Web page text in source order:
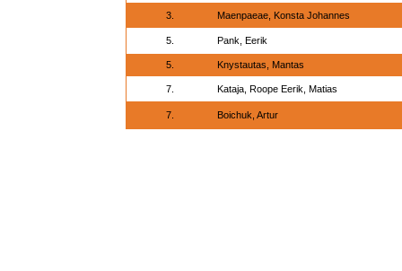
3. Maenpaeae, Konsta Johannes
5. Pank, Eerik
5. Knystautas, Mantas
7. Kataja, Roope Eerik, Matias
7. Boichuk, Artur